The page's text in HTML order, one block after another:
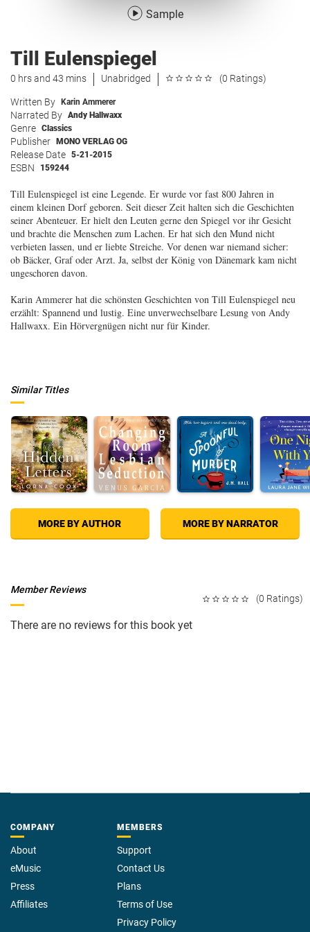
Sample
Till Eulenspiegel
0 hrs and 43 mins Unabridged (0 Ratings)
Written By Karin Ammerer
Narrated By Andy Hallwaxx
Genre Classics
Publisher MONO VERLAG OG
Release Date 5-21-2015
ESBN 159244
Till Eulenspiegel ist eine Legende. Er wurde vor fast 800 Jahren in
einem kleinen Dorf geboren. Seit dieser Zeit halten sich die Geschichten
seiner Abenteuer. Er hielt den Leuten gerne den Spiegel vor ihr Gesicht
und brachte die Menschen zum Lachen. Er hat sich den Mund nicht
verbieten lassen, und er liebte Streiche. Vor denen war niemand sicher:
ob Bäcker, Graf oder Arzt. Ja, selbst der König von Dänemark kam nicht
ungeschoren davon.
Karin Ammerer hat die schönsten Geschichten von Till Eulenspiegel neu
erzählt: Spannend und lustig. Eine unverwechselbare Lesung von Andy
Hallwaxx. Ein Hörvergnügen nicht nur für Kinder.
Similar Titles
MORE BY AUTHOR MORE BY NARRATOR
(0 Ratings)
Member Reviews
There are no reviews for this book yet
COMPANY
About
eMusic
Press
Affiliates
MEMBERS
Support
Contact Us
Plans
Terms of Use
Privacy Policy